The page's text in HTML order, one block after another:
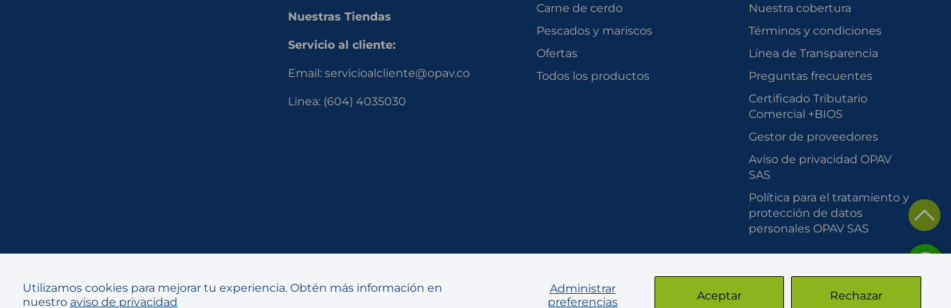
Utilizamos cookies para mejorar tu experiencia. Obtén más información en
nuestro aviso de privacidad
Administrar
preferencias
Aceptar Rechazar
Nuestras Tiendas
Servicio al cliente:
Email: servicioalcliente@opav.co
Linea: (604) 4035030
Carne de cerdo
Pescados y mariscos
Ofertas
Todos los productos
Nuestra cobertura
Términos y condiciones
Línea de Transparencia
Preguntas frecuentes
Certificado Tributario
Comercial +BIOS
Gestor de proveedores
Aviso de privacidad OPAV
SAS
Política para el tratamiento y
protección de datos
personales OPAV SAS